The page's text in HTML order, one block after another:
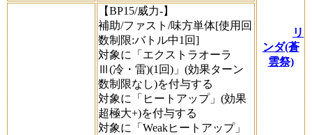
リ
ンダ(蒼
雲祭)
【BP15/威力-】
補助/ファスト/味方単体[使用回
数制限:バトル中1回]
対象に「エクストラオーラ
Ⅲ(冷・雷)(1回)」(効果ターン
数制限なし)を付与する
対象に「ヒートアップ」(効果
超極大+)を付与する
対象に「Weakヒートアップ」